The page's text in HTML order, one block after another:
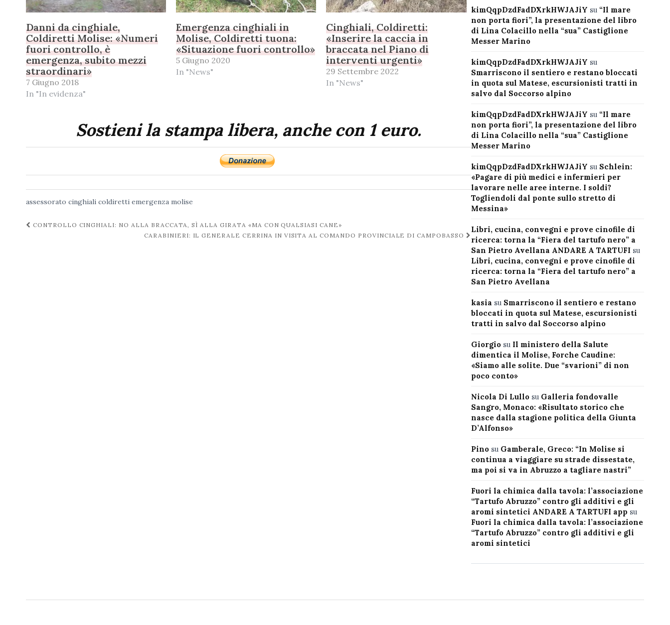
Danni da cinghiale,
Coldiretti Molise: «Numeri
fuori controllo, è
emergenza, subito mezzi
straordinari»
7 Giugno 2018
In "In evidenza"
Emergenza cinghiali in
Molise, Coldiretti tuona:
«Situazione fuori controllo»
5 Giugno 2020
In "News"
Cinghiali, Coldiretti:
«Inserire la caccia in
braccata nel Piano di
interventi urgenti»
29 Settembre 2022
In "News"
Sostieni la stampa libera, anche con 1 euro.
assessorato cinghiali coldiretti emergenza molise
Navigazione
CONTROLLO CINGHIALI: NO ALLA BRACCATA, SÌ ALLA GIRATA «MA CON QUALSIASI CANE»
CARABINIERI: IL GENERALE CERRINA IN VISITA AL COMANDO PROVINCIALE DI CAMPOBASSO
kimQqpDzdFadDXrkHWJAJiY su “Il mare
non porta fiori”, la presentazione del libro
di Lina Colacillo nella “sua” Castiglione
Messer Marino
kimQqpDzdFadDXrkHWJAJiY su
Smarriscono il sentiero e restano bloccati
in quota sul Matese, escursionisti tratti in
salvo dal Soccorso alpino
kimQqpDzdFadDXrkHWJAJiY su “Il mare
non porta fiori”, la presentazione del libro
di Lina Colacillo nella “sua” Castiglione
Messer Marino
kimQqpDzdFadDXrkHWJAJiY su Schlein:
«Pagare di più medici e infermieri per
lavorare nelle aree interne. I soldi?
Togliendoli dal ponte sullo stretto di
Messina»
Libri, cucina, convegni e prove cinofile di
ricerca: torna la “Fiera del tartufo nero” a
San Pietro Avellana ANDARE A TARTUFI su
Libri, cucina, convegni e prove cinofile di
ricerca: torna la “Fiera del tartufo nero” a
San Pietro Avellana
kasia su Smarriscono il sentiero e restano
bloccati in quota sul Matese, escursionisti
tratti in salvo dal Soccorso alpino
Giorgiosu Il ministero della Salute
dimentica il Molise, Forche Caudine:
«Siamo alle solite. Due “svarioni” di non
poco conto»
Nicola Di Lullosu Galleria fondovalle
Sangro, Monaco: «Risultato storico che
nasce dalla stagione politica della Giunta
D’Alfonso»
Pinosu Gamberale, Greco: “In Molise si
continua a viaggiare su strade dissestate,
ma poi si va in Abruzzo a tagliare nastri”
Fuori la chimica dalla tavola: l’associazione
“Tartufo Abruzzo” contro gli additivi e gli
aromi sintetici ANDARE A TARTUFI app su
Fuori la chimica dalla tavola: l’associazione
“Tartufo Abruzzo” contro gli additivi e gli
aromi sintetici